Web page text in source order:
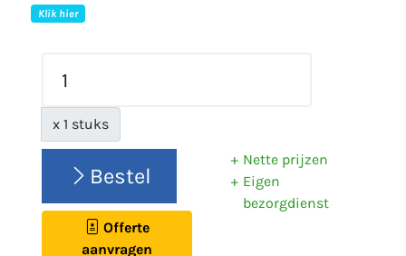
Klik hier
x 1 stuks
Bestel
Offerte
aanvragen
Nette prijzen
Eigen
bezorgdienst